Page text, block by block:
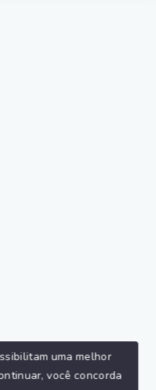
uma melhor
você concorda